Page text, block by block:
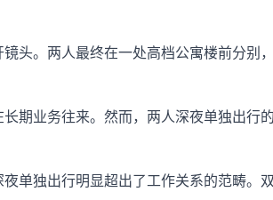
头。两人最终在一处高档公寓楼前分别
期业务往来。然而，两人深夜单独出行
单独出行明显超出了工作关系的范畴。